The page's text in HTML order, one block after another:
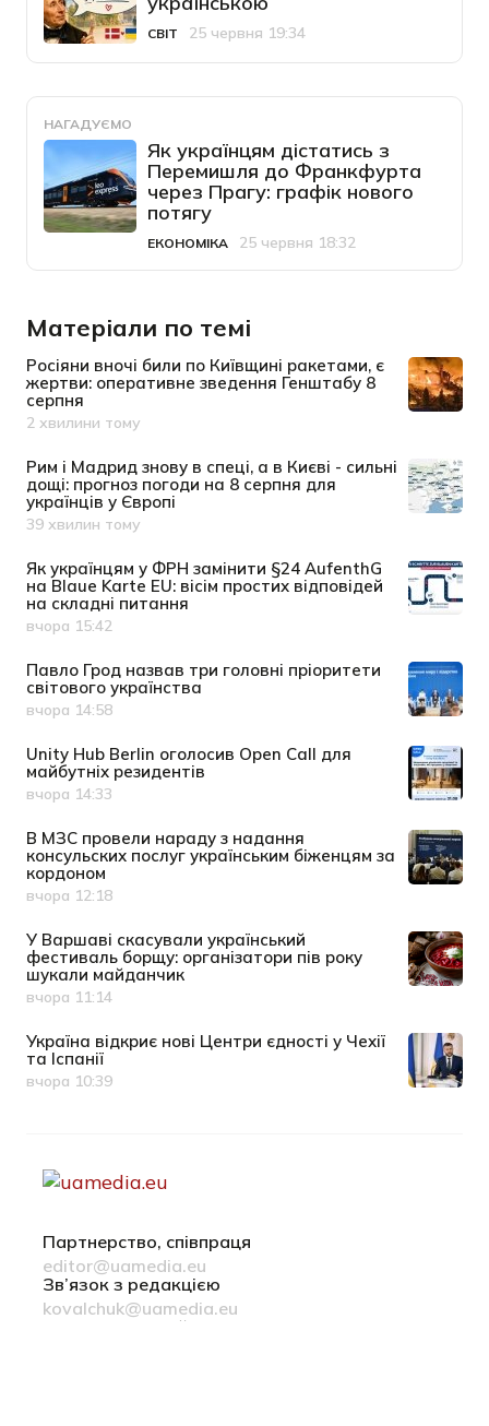
Категорія
СВІТ
Дата публікації
25 червня 19:34
НАГАДУЄМО
Як українцям дістатись з
Перемишля до Франкфурта
через Прагу: графік нового
потягу
Категорія
ЕКОНОМІКА
Дата публікації
25 червня 18:32
Матеріали по темі
Росіяни вночі били по Київщині ракетами, є
жертви: оперативне зведення Генштабу 8
серпня
Дата публікації
2 хвилини тому
Рим і Мадрид знову в спеці, а в Києві - сильні
дощі: прогноз погоди на 8 серпня для
українців у Європі
Дата публікації
39 хвилин тому
Як українцям у ФРН замінити §24 AufenthG
на Blaue Karte EU: вісім простих відповідей
на складні питання
Дата публікації
вчора 15:42
Павло Грод назвав три головні пріоритети
світового українства
Дата публікації
вчора 14:58
Unity Hub Berlin оголосив Open Call для
майбутніх резидентів
Дата публікації
вчора 14:33
В МЗС провели нараду з надання
консульских послуг українським біженцям за
кордоном
Дата публікації
вчора 12:18
У Варшаві скасували український
фестиваль борщу: організатори пів року
шукали майданчик
Дата публікації
вчора 11:14
Україна відкриє нові Центри єдності у Чехії
та Іспанії
Дата публікації
вчора 10:39
Партнерство, співпраця
editor@uamedia.eu
Зв’язок з редакцією
kovalchuk@uamedia.eu
Новини компаній